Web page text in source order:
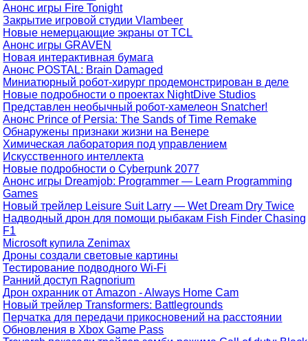
Анонс игры Fire Tonight
Закрытие игровой студии Vlambeer
Новые немерцающие экраны от TCL
Анонс игры GRAVEN
Новая интерактивная бумага
Анонс POSTAL: Brain Damaged
Миниатюрный робот-хирург продемонстрирован в деле
Новые подробности о проектах NightDive Studios
Представлен необычный робот-хамелеон Snatcher!
Анонс Prince of Persia: The Sands of Time Remake
Обнаружены признаки жизни на Венере
Химическая лаборатория под управлением
Искусственного интеллекта
Новые подробности о Cyberpunk 2077
Анонс игры Dreamjob: Programmer — Learn Programming
Games
Новый трейлер Leisure Suit Larry — Wet Dream Dry Twice
Надводный дрон для помощи рыбакам Fish Finder Chasing
F1
Microsoft купила Zenimax
Дроны создали световые картины
Тестирование подводного Wi-Fi
Ранний доступ Ragnorium
Дрон охранник от Amazon - Always Home Cam
Новый трейлер Transformers: Battlegrounds
Перчатка для передачи прикосновений на расстоянии
Обновления в Xbox Game Pass